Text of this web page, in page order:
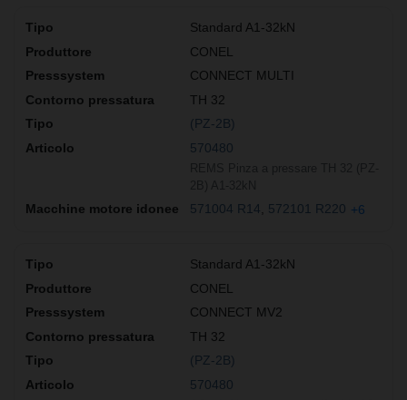
Standard A1-32kN
CONEL
CONNECT MULTI
TH 32
(PZ-2B)
570480
571004 R14 572101 R220 +6
Standard A1-32kN
CONEL
CONNECT MV2
TH 32
(PZ-2B)
570480